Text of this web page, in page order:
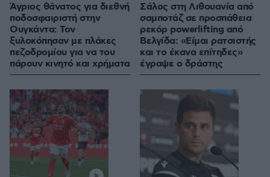
Άγριος θάνατος για διεθνή
ποδοσφαιριστή στην
Ουγκάντα: Τον
ξυλοκόπησαν με πλάκες
πεζοδρομίου για να του
πάρουν κινητό και χρήματα
Σάλος στη Λιθουανία από
σαμποτάζ σε προσπάθεια
ρεκόρ powerlifting από
Βελγίδα: «Είμαι ρατσιστής
και το έκανα επίτηδες»
έγραψε ο δράστης